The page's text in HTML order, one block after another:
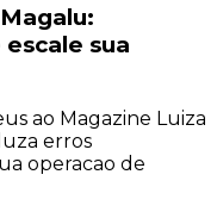
Magalu:
sua
ao Magazine Luiza
erros
operacao de